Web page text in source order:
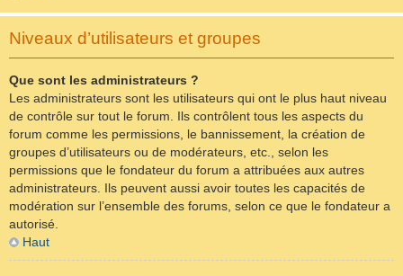
Niveaux d’utilisateurs et groupes
Que sont les administrateurs ?
Les administrateurs sont les utilisateurs qui ont le plus haut niveau
de contrôle sur tout le forum. Ils contrôlent tous les aspects du
forum comme les permissions, le bannissement, la création de
groupes d’utilisateurs ou de modérateurs, etc., selon les
permissions que le fondateur du forum a attribuées aux autres
administrateurs. Ils peuvent aussi avoir toutes les capacités de
modération sur l’ensemble des forums, selon ce que le fondateur a
autorisé.
Haut